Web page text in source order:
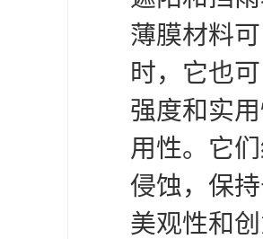
薄膜材料
时，它也
强度和实
用性。它
侵蚀，保
美观性和